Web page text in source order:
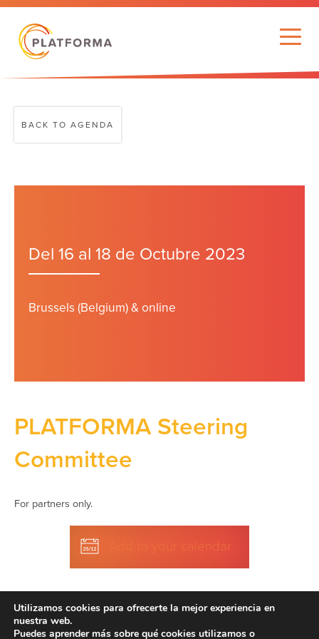
BACK TO AGENDA
Del 16 al 18 de Octubre 2023
Brussels (Belgium) & online
PLATFORMA Steering
Committee
For partners only.
Add to your calendar
Utilizamos cookies para ofrecerte la mejor experiencia en
nuestra web.
Puedes aprender más sobre qué cookies utilizamos o